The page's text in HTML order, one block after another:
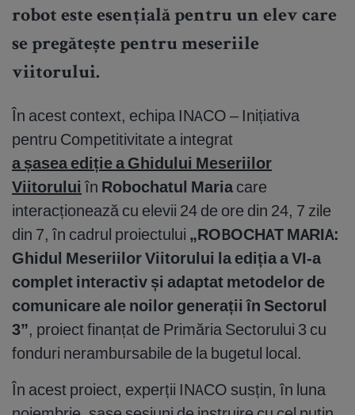
robot este esențială pentru un elev care
se pregătește pentru meseriile
viitorului.
În acest context, echipa INACO – Inițiativa
pentru Competitivitate a integrat
a șasea ediție a Ghidului Meseriilor
Viitorului în Robochatul Maria care
interacționează cu elevii 24 de ore din 24, 7 zile
din 7, în cadrul proiectului „ROBOCHAT MARIA:
Ghidul Meseriilor Viitorului la ediția a VI-a
complet interactiv și adaptat metodelor de
comunicare ale noilor generații în Sectorul
3”, proiect finanțat de Primăria Sectorului 3 cu
fonduri nerambursabile de la bugetul local.
În acest proiect, experții INACO susțin, în luna